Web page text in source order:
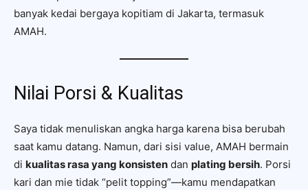
banyak kedai bergaya kopitiam di Jakarta, termasuk
AMAH.
Nilai Porsi & Kualitas
Saya tidak menuliskan angka harga karena bisa berubah
saat kamu datang. Namun, dari sisi value, AMAH bermain
di kualitas rasa yang konsisten dan plating bersih. Porsi
kari dan mie tidak “pelit topping”—kamu mendapatkan